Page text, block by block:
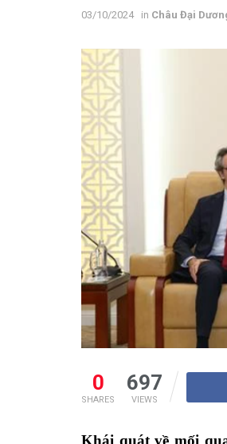
03/10/2024 in Châu Đại
0
SHARES
697
VIEWS
Khái quát về mối